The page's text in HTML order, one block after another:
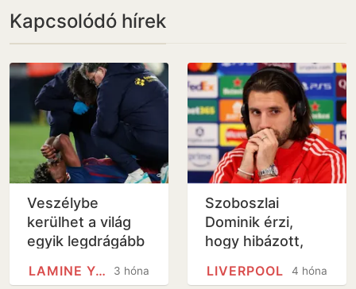
Kapcsolódó hírek
Veszélybe
kerülhet a világ
egyik legdrágább
részvétele
3 hónap
LAMINE YAMAL
Szoboszlai
Dominik érzi,
hogy hibázott,
üzent
4 hónap
LIVERPOOL